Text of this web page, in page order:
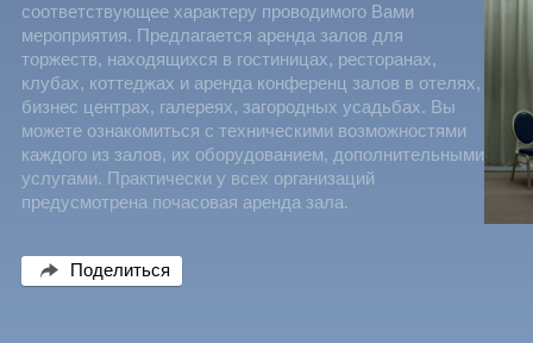
соответствующее характеру проводимого Вами
мероприятия. Предлагается аренда залов для
торжеств, находящихся в гостиницах, ресторанах,
клубах, коттеджах и аренда конференц залов в отелях,
бизнес центрах, галереях, загородных усадьбах. Вы
можете ознакомиться с техническими возможностями
каждого из залов, их оборудованием, дополнительными
услугами. Практически у всех организаций
предусмотрена почасовая аренда зала.
Поделиться